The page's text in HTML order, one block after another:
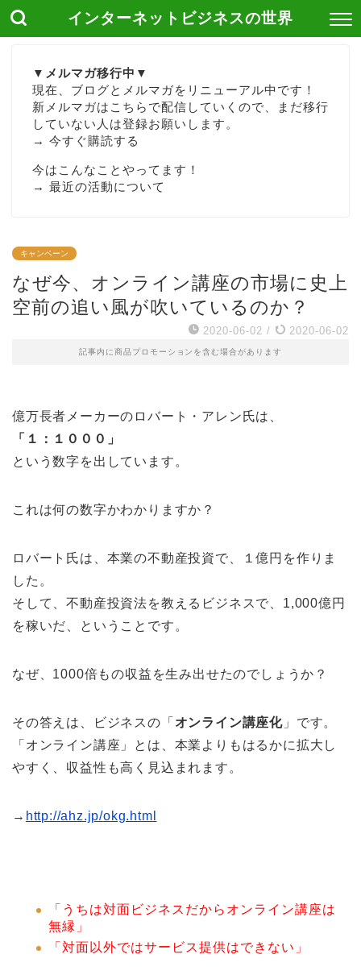
インターネットビジネスの世界
▼メルマガ移行中▼
現在、ブログとメルマガをリニューアル中です！
新メルマガはこちらで配信していくので、まだ移行
していない人は登録お願いします。
→ 今すぐ購読する
今はこんなことやってます！
→ 最近の活動について
キャンペーン
なぜ今、オンライン講座の市場に史上
空前の追い風が吹いているのか？
2020-06-02 / 2020-06-02
記事内に商品プロモーションを含む場合があります
億万長者メーカーのロバート・アレン氏は、
「１：１０００」
という数字を出しています。
これは何の数字かわかりますか？
ロバート氏は、本業の不動産投資で、１億円を作りま
した。
そして、不動産投資法を教えるビジネスで、1,000億円
を稼いだ、ということです。
なぜ、1000倍もの収益を生み出せたのでしょうか？
その答えは、ビジネスの「 オンライン講座化 」です。
「オンライン講座」とは、本業よりもはるかに拡大し
やすく、収益性も高く見込まれます。
→ http://ahz.jp/okg.html
「うちは対面ビジネスだからオンライン講座は
無縁」
「対面以外ではサービス提供はできない」